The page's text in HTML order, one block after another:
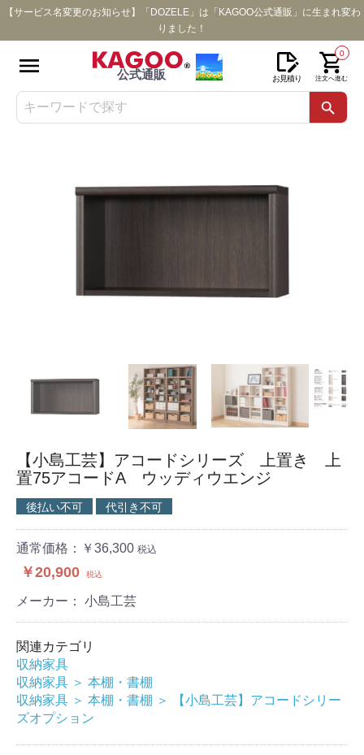
【サービス名変更のお知らせ】「DOZELE」は「KAGOO公式通販」に生まれ変わ
りました！
公式通販 お見積り
0
注文へ進む
【小島工芸】アコードシリーズ 上置き 上
置75アコードA ウッディウエンジ
後払い不可 代引き不可
通常価格：￥36,300 税込
￥20,900 税込
メーカー： 小島工芸
関連カテゴリ
収納家具
収納家具 ＞ 本棚・書棚
収納家具 ＞ 本棚・書棚 ＞
【小島工芸】アコードシリー
ズオプション